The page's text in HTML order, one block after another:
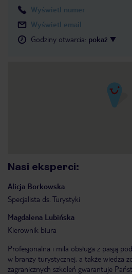
Wyświetl numer
Wyświetl email
Godziny otwarcia: pokaż
Nasi eksperci:
Alicja Borkowska
Specjalista ds. Turystyki
Magdalena Lubińska
Kierownik biura
Profesjonalna i miła obsługa z pasją
w branży turystycznej, a także wiedza
zagranicznych szkoleń gwarantuje